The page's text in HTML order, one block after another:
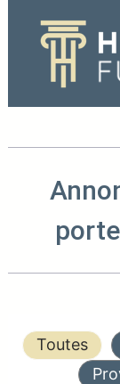
contenu
Toutes